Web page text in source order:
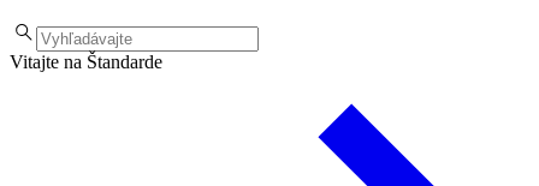
Vitajte na Štandarde